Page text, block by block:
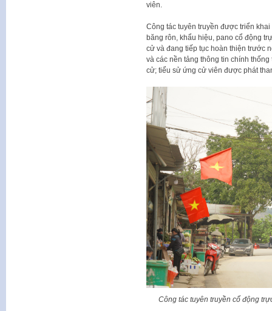
viên.
Công tác tuyên truyền được triển
băng rôn, khẩu hiệu, pano cổ động
cử và đang tiếp tục hoàn thiện trước
và các nền tảng thông tin chính
cử; tiểu sử ứng cử viên được phát
Công tác tuyên truyền cổ động